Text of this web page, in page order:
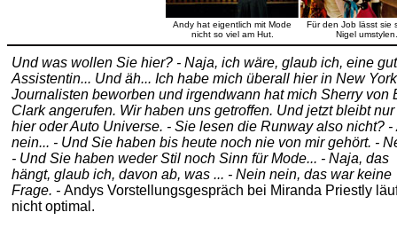
Andy hat eigentlich mit Mode
nicht so viel am Hut.
Für den Job lässt sie
Nigel umstylen.
Und was wollen Sie hier? - Naja, ich wäre, glaub ich, eine
Assistentin... Und äh... Ich habe mich überall hier in New
Journalisten beworben und irgendwann hat mich Sherry von
Clark angerufen. Wir haben uns getroffen. Und jetzt bleibt
hier oder Auto Universe. - Sie lesen die Runway also nicht? -
nein... - Und Sie haben bis heute noch nie von mir gehört. -
- Und Sie haben weder Stil noch Sinn für Mode... - Naja, das
hängt, glaub ich, davon ab, was ... - Nein nein, das war keine
Frage. - Andys Vorstellungsgespräch bei Miranda Priestly
nicht optimal.